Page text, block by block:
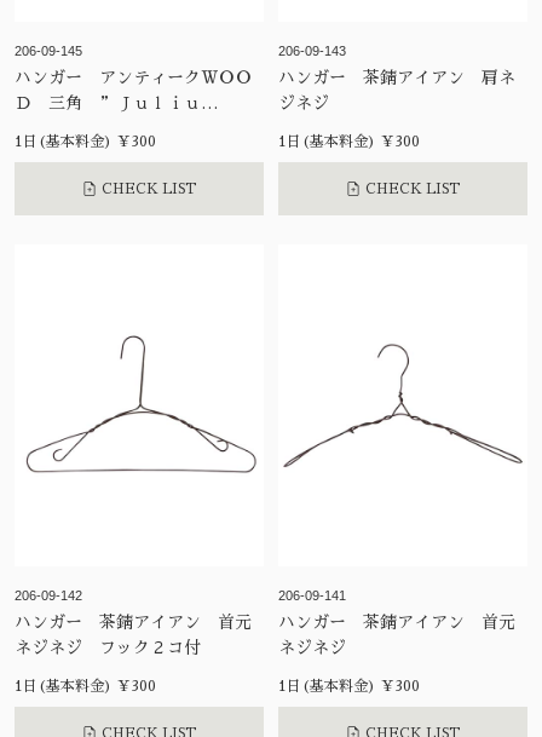
206-09-145
ハンガー アンティークＷＯＯ
Ｄ 三角 ”Ｊｕｌｉｕ
1日(基本料金) ¥300
CHECK LIST
206-09-143
ハンガー 茶錆アイアン 肩ネ
ジネジ
1日(基本料金) ¥300
CHECK LIST
206-09-142
ハンガー 茶錆アイアン 首元
ネジネジ フック２コ付
1日(基本料金) ¥300
CHECK LIST
206-09-141
ハンガー 茶錆アイアン 首元
ネジネジ
1日(基本料金) ¥300
CHECK LIST